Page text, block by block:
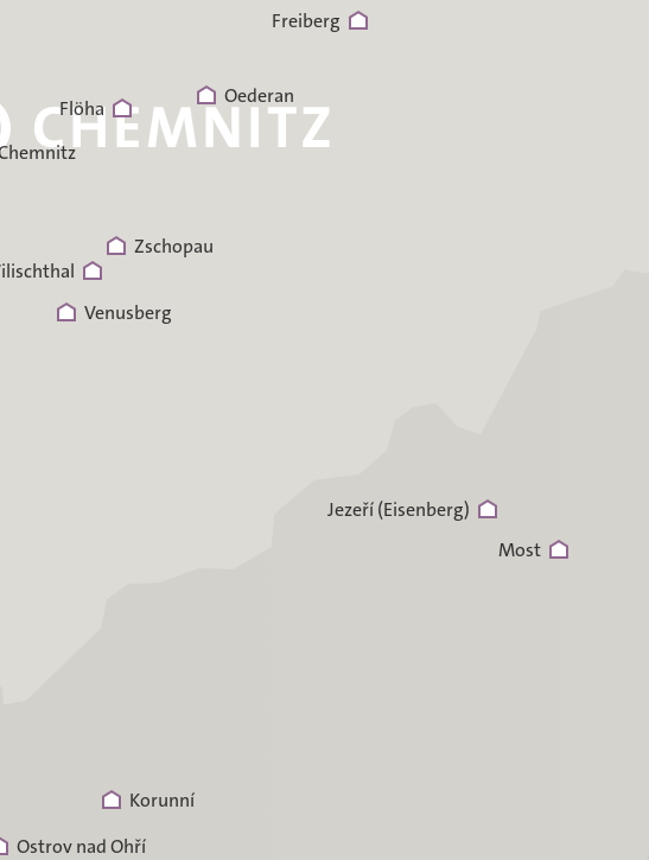
Oederan
Zschopau
Venusberg
Ostrov nad Ohří
Korunní
Most
Freiberg
Flöha
Jezeří (Eisenberg)